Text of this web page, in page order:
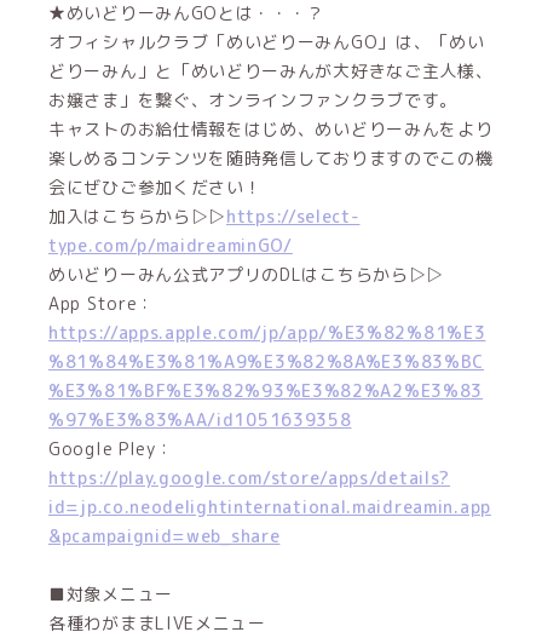
★めいどりーみんGOとは・・・？
オフィシャルクラブ「めいどりーみんGO」は、「めい
どりーみん」と「めいどりーみんが大好きなご主人様、
お嬢さま」を繋ぐ、オンラインファンクラブです。
キャストのお給仕情報をはじめ、めいどりーみんをより
楽しめるコンテンツを随時発信しておりますのでこの機
会にぜひご参加ください！
加入はこちらから▷▷https://select-
type.com/p/maidreaminGO/
めいどりーみん公式アプリのDLはこちらから▷▷
App Store：
https://apps.apple.com/jp/app/%E3%82%81%E3
%81%84%E3%81%A9%E3%82%8A%E3%83%BC
%E3%81%BF%E3%82%93%E3%82%A2%E3%83
%97%E3%83%AA/id1051639358
Google Pley：
https://play.google.com/store/apps/details?
id=jp.co.neodelightinternational.maidreamin.app
&pcampaignid=web_share
■対象メニュー
各種わがままLIVEメニュー